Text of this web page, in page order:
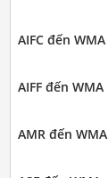
AIFC đến WMA
AIFF đến WMA
AMR đến WMA